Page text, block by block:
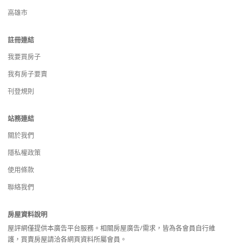
高雄市
註冊連結
我要買房子
我有房子要賣
刊登規則
站務連結
關於我們
隱私權政策
使用條款
聯絡我們
房屋資料說明
屋評網僅提供本廣告平台服務。相關房屋廣告/需求，皆為各會員自行維
護，買賣房屋請洽各網頁資料所屬會員。